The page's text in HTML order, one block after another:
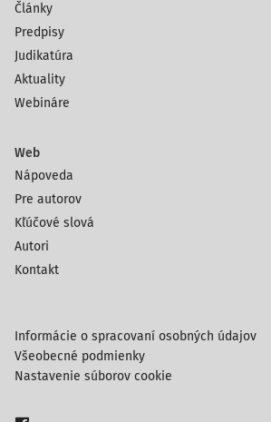
Články
Predpisy
Judikatúra
Aktuality
Webináre
Web
Nápoveda
Pre autorov
Kľúčové slová
Autori
Kontakt
Informácie o spracovaní osobných údajov
Všeobecné podmienky
Nastavenie súborov cookie